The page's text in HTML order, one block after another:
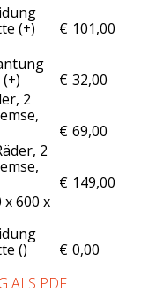
(+
€ 101,00
)
€ 32,00
)
2
€ 69,00
2
€ 149,00
x 600 x
(
€ 0,00
)
ALS PDF